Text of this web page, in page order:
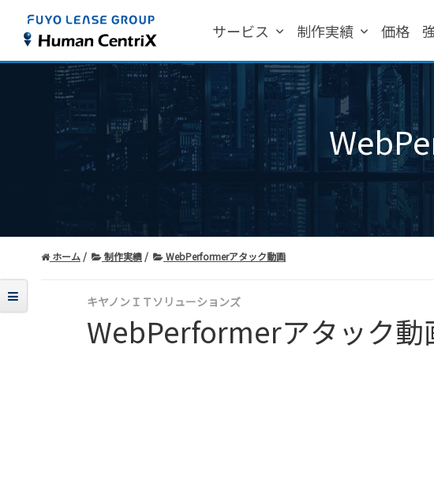
サービス 制作実績 価格
ホーム 制作実績 WebPerformerアタック動画
キヤノンＩＴソリューションズ
WebPerformerアタック動